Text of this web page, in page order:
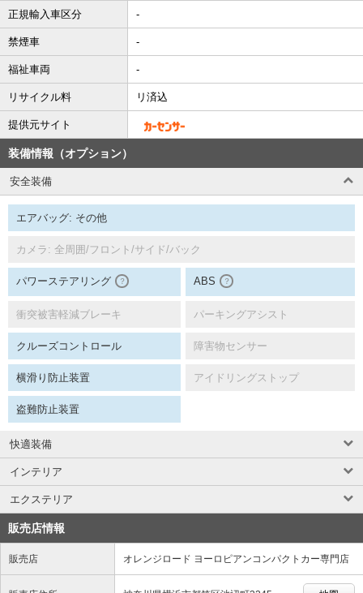
正規輸入車区分 -
禁煙車 -
福祉車両 -
リサイクル料 リ済込
提供元サイト
装備情報（オプション）
安全装備
エアバッグ: その他
カメラ: 全周囲/フロント/サイド/バック
パワーステアリング ？ ABS ？
衝突被害軽減ブレーキ パーキングアシスト
クルーズコントロール 障害物センサー
横滑り防止装置 アイドリングストップ
盗難防止装置
快適装備
インテリア
エクステリア
販売店情報
販売店 オレンジロード ヨーロピアンコンパクトカー専門店